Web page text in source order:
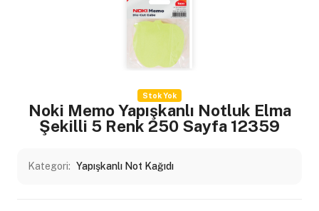
Stok Yok
Noki Memo Yapışkanlı Notluk Elma
Şekilli 5 Renk 250 Sayfa 12359
Kategori: Yapışkanlı Not Kağıdı